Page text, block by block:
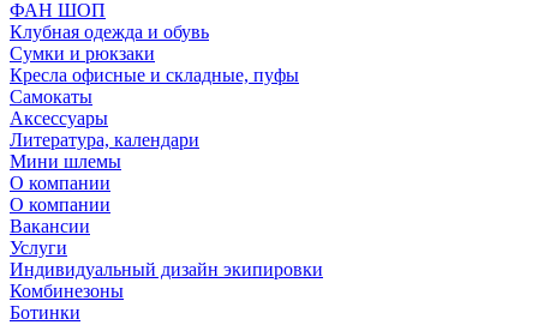
ФАН ШОП
Клубная одежда и обувь
Сумки и рюкзаки
Кресла офисные и складные, пуфы
Самокаты
Аксессуары
Литература, календари
Мини шлемы
О компании
О компании
Вакансии
Услуги
Индивидуальный дизайн экипировки
Комбинезоны
Ботинки